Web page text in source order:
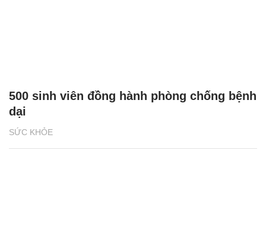
SỨC KHỎE
500 sinh viên đồng hành phòng chống bệnh
dại